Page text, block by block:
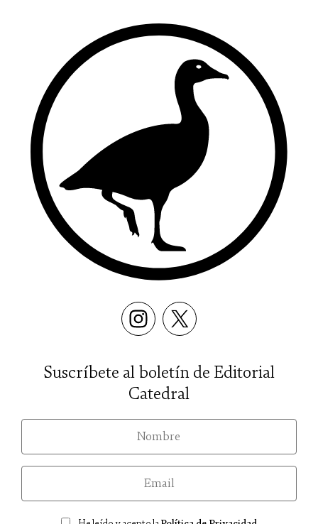
Suscríbete al boletín de Editorial
Catedral